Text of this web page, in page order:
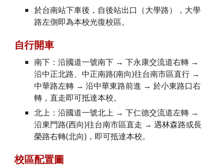
於台南站下車後，自後站出口（大學路），大學
路左側即為本校光復校區。
自行開車
南下：沿國道一號南下 → 下永康交流道右轉 →
沿中正北路、中正南路(南向)往台南市區直行 →
中華路左轉 → 沿中華東路前進 → 於小東路口右
轉，直走即可抵達本校。
北上：沿國道一號北上 → 下仁德交流道左轉 →
沿東門路(西向)往台南市區直走 → 遇林森路或長
榮路右轉(北向)，即可抵達本校。
校區配置圖